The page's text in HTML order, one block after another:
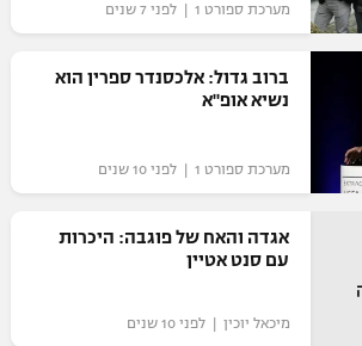
מערכת ספורט 1 | לפני 7 שנים
ברוב גדול: אלכסנדר ספרין הוא
נשיא אופ"א
מערכת ספורט 1 | לפני 10 שנים
אגדה והאח של פוגבה: היכרות
עם סנט אטיין
מיכאל יוכין | לפני 10 שנים